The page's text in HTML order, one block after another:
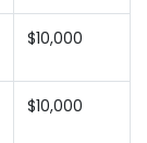
$10,000
$10,000